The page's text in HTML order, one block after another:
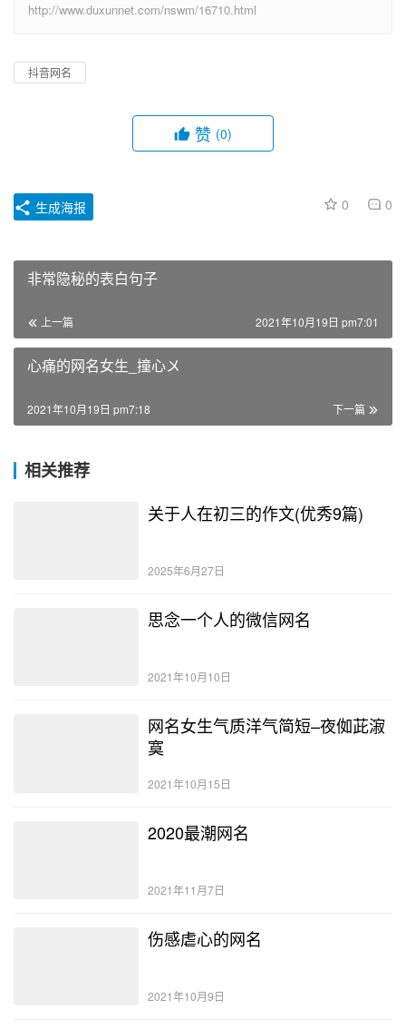
http://www.duxunnet.com/nswm/16710.html
抖音网名
赞 (0)
0 0
生成海报
非常隐秘的表白句子
上一篇 2021年10月19日 pm7:01
心痛的网名女生_撞心〤
下一篇
2021年10月19日 pm7:18
相关推荐
关于人在初三的作文(优秀9篇)
2025年6月27日
思念一个人的微信网名
2021年10月10日
网名女生气质洋气简短–夜侞茈漃
寞
2021年10月15日
2020最潮网名
2021年11月7日
伤感虐心的网名
2021年10月9日